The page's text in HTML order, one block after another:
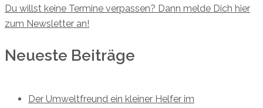
Du willst keine Termine verpassen? Dann melde Dich hier
zum Newsletter an!
Neueste Beiträge
Der Umweltfreund ein kleiner Helfer im